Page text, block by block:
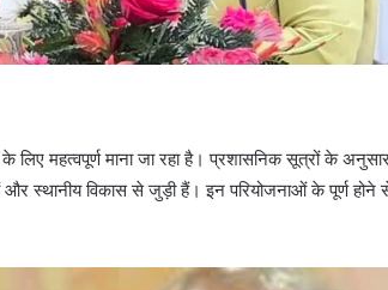
लिए महत्वपूर्ण माना जा रहा है। प्रशासनिक सूत्रों के
स्थानीय विकास से जुड़ी हैं। इन परियोजनाओं के पूर्ण होने